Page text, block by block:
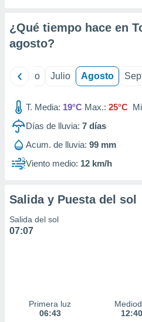
e
de
¿Qué tiempo hace en
agosto?
Junio Julio Agosto
T. Media: 19°C Max.: 25°C
Días de lluvia: 7 días
Acum. de lluvia: 99 mm
Viento medio: 12 km/h
Salida y Puesta del sol
Salida del sol
07:07
Primera luz
06:43
12:40